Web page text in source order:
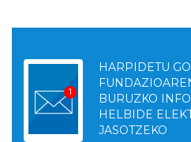
HARPIDETU
BURUZKO
HELBIDE
JASOTZEKO